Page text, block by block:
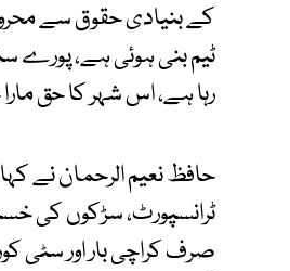
کے بنیادی حقوق سے
ٹیم بنی ہوئی ہے، پورے
رہا ہے، اس شہر کا حق
حافظ نعیم الرحمان نے
ٹرانسپورٹ، سڑکوں کی
صرف کراچی بار اور سٹی